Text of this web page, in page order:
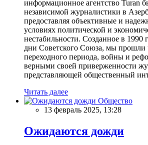
информационное агентство Turan
независимой журналистики в
предоставляя объективные и
условиях политической и
нестабильности. Созданное в 1990
дни Советского Союза, мы прошли
переходного периода, войны и
верными своей приверженности
представляющей общественный
Читать далее
Общество
13 февраль 2025, 13:28
Ожидаются дожди